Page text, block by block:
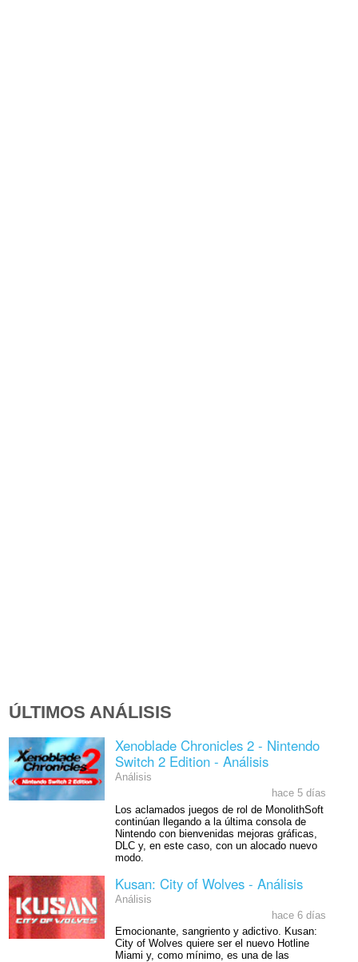
ÚLTIMOS ANÁLISIS
Xenoblade Chronicles 2 - Nintendo
Switch 2 Edition - Análisis
Análisis
hace 5 días
Los aclamados juegos de rol de MonolithSoft
continúan llegando a la última consola de
Nintendo con bienvenidas mejoras gráficas,
DLC y, en este caso, con un alocado nuevo
modo.
Kusan: City of Wolves - Análisis
Análisis
hace 6 días
Emocionante, sangriento y adictivo. Kusan:
City of Wolves quiere ser el nuevo Hotline
Miami y, como mínimo, es una de las